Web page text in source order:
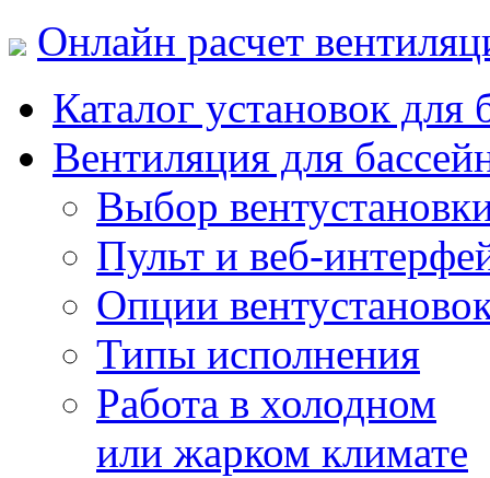
Онлайн расчет
Каталог установок для
Вентиляция для
Выбор
Пульт и веб-
Опции
Типы исполнения
Работа в холодном
или жарком климате